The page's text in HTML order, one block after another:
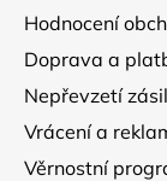
Hodnocení
Doprava a
Nepřevzetí
Vrácení a
Věrnostní